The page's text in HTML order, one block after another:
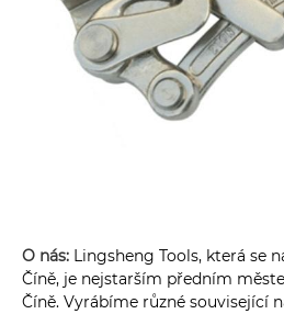
O nás: Lingsheng Tools, která se
Číně, je nejstarším předním
Číně. Vyrábíme různé související